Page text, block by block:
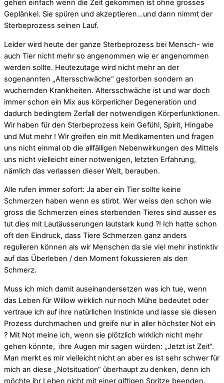
gehen einfach wenn die Zeit gekommen ist ohne grosses
Geplänkel. Sie spüren und akzeptieren…und dann nimmt der
Sterbeprozess seinen Lauf.
Leider wird heute der ganze Sterbeprozess bei Mensch- wie
auch Tier nicht mehr so angenommen wie er angenommen
werden sollte. Heutezutage wird nicht mehr an der
sogenannten „Altersschwäche“ gestorben sondern an
wuchernden Krankheiten. Altersschwäche ist und war doch
immer schon ein Mix aus körperlicher Degeneration und
dadurch bedingtem Zerfall der notwendigen Körperfunktionen.
Wir haben für den Sterbeprozess kein Gefühl, Spirit, Hingabe
und Mut mehr ! Wir greifen ein mit Medikamenten und fragen
uns nicht einmal ob die allfälligen Nebenwirkungen des Mittels
uns nicht vielleicht einer notwenigen, letzten Erfahrung,
nämlich das verlassen dieser Welt, berauben.
Alle rufen immer sofort: Ja aber ein Tier sollte keine
Schmerzen haben wenn es stirbt. Wer weiss den schon wie
gross die Schmerzen eines sterbenden Tieres sind ausser es
tut dies mit Lautäusserungen lautstark kund ?! Ich hatte schon
oft den Eindruck, dass Tiere Schmerzen ganz anders
regulieren können als wir Menschen da sie viel mehr instinktiv
auf das Überleben / den Moment fokussieren als den
Schmerz.
Muss ich mich damit auseinandersetzen was ich tue, wenn
das Leben für Willow wirklich nur noch Mühe bedeutet oder
vertraue ich auf ihre natürlichen Instinkte und lasse sie diesen
Prozess durchmachen und greife nur in aller höchster Not ein
? Mit Not meine ich, wenn sie plötzlich wirklich nicht mehr
gehen könnte, ihre Augen mir sagen würden: „Jetzt ist Zeit“.
Man merkt es mir vielleicht nicht an aber es ist sehr schwer für
mich an diese „Notsituation“ überhaupt zu denken, denn ich
möchte ihr Leben nicht mit einer giftigen Spritze beenden.